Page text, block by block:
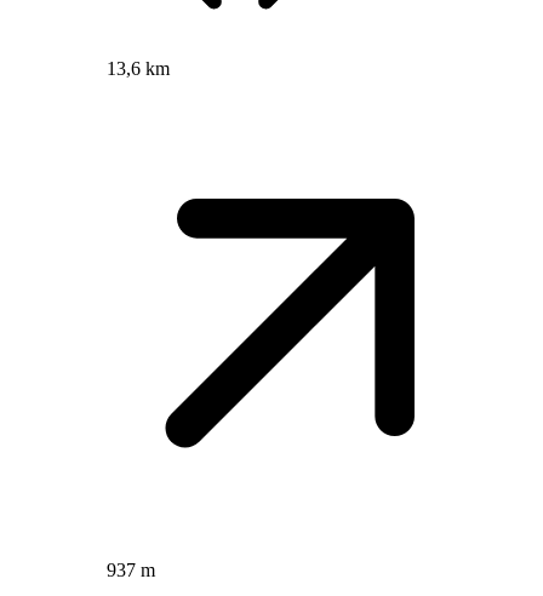
13,6 km
937 m